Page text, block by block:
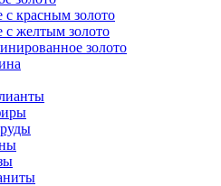
с красным золото
с желтым золото
золото